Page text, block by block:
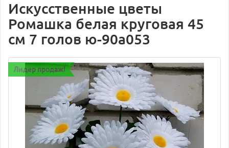
Искусственные цветы
Ромашка белая круговая 45
см 7 голов ю-90а053
Лидер продаж!